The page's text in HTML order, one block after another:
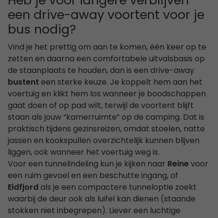
een drive-away voortent voor je
bus nodig?
Vind je het prettig om aan te komen, één keer op te
zetten en daarna een comfortabele uitvalsbasis op
de staanplaats te houden, dan is een drive-away
bustenteen sterke keuze. Je koppelt hem aan het
voertuig en klikt hem los wanneer je boodschappen
gaat doen of op pad wilt, terwijl de voortent blijft
staan als jouw “kamerruimte” op de camping. Dat is
praktisch tijdens gezinsreizen, omdat stoelen, natte
jassen en kookspullen overzichtelijk kunnen blijven
liggen, ook wanneer het voertuig weg is.
Voor een tunnelindeling kun je kijken naar Reinevoor
een ruim gevoel en een beschutte ingang, of
Eidfjordals je een compactere tunneloptie zoekt
waarbij de deur ook als luifel kan dienen (staande
stokken niet inbegrepen). Liever een luchtige